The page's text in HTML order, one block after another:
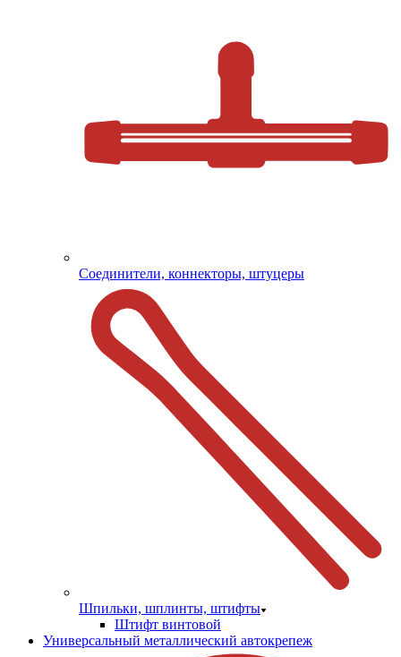
Соединители, коннекторы, штуцеры
Шпильки, шплинты, штифты
Штифт винтовой
Универсальный металлический автокрепеж